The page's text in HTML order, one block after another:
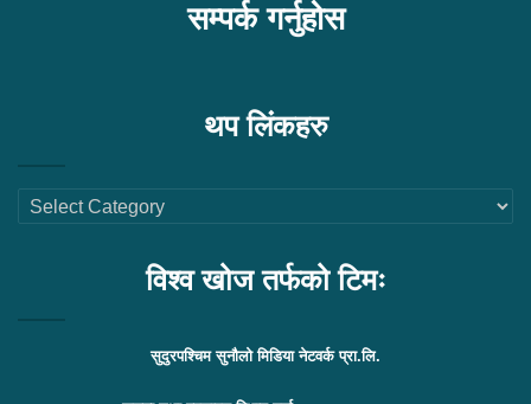
सम्पर्क गर्नुहोस
थप लिंकहरु
थप
लिंकहरु
विश्व खोज तर्फको टिमः
सुदुरपश्चिम सुनौलो मिडिया नेटवर्क प्रा.लि.